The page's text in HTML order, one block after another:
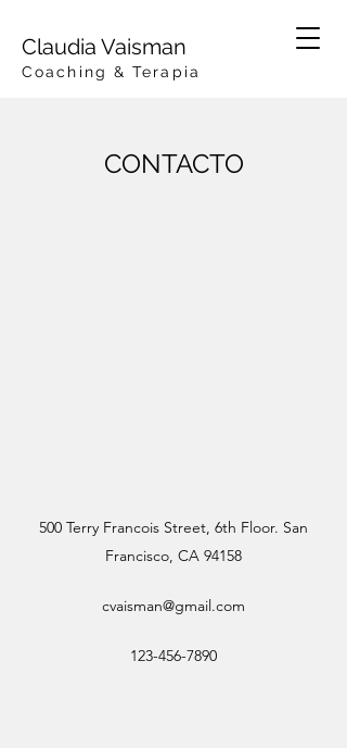
Claudia Vaisman
Coaching & Terapia
CONTACTO
500 Terry Francois Street, 6th Floor. San
Francisco, CA 94158
cvaisman@gmail.com
123-456-7890